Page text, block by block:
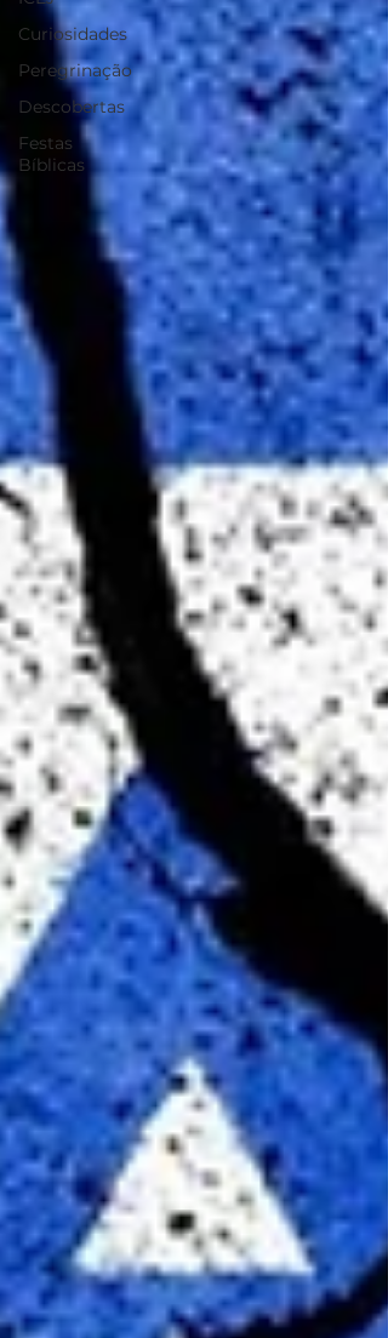
Curiosidades
Peregrinação
Descobertas
Festas
Bíblicas